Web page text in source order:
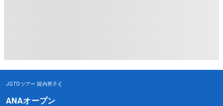
JGTOツアー 国内男子
ANAオープン